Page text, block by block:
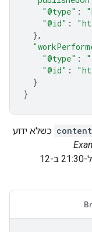
"@type" :
"@id" :
},
"@type" :
"@id" :
}
}
כשלא ידוע
) בין השעות 21:00 ל-21:30 ב-12